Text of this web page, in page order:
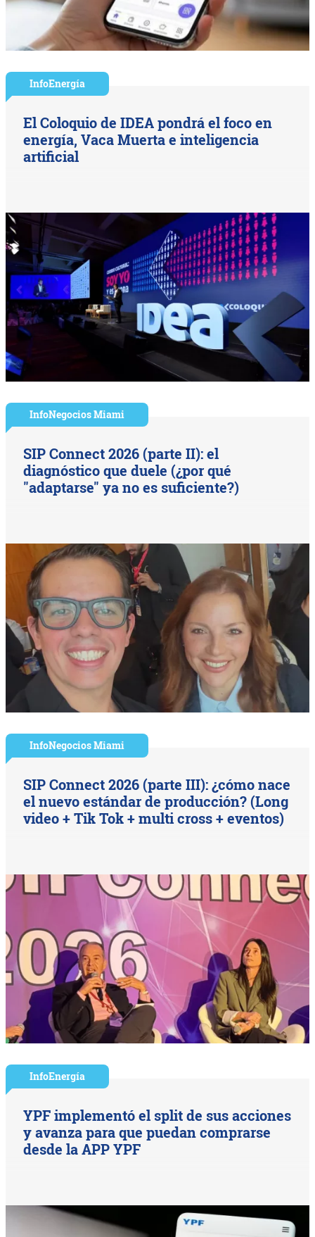
InfoEnergía
El Coloquio de IDEA pondrá el foco en
energía, Vaca Muerta e inteligencia
artificial
InfoNegocios Miami
SIP Connect 2026 (parte II): el
diagnóstico que duele (¿por qué
"adaptarse" ya no es suficiente?)
InfoNegocios Miami
SIP Connect 2026 (parte III): ¿cómo nace
el nuevo estándar de producción? (Long
video + Tik Tok + multi cross + eventos)
InfoEnergía
YPF implementó el split de sus acciones
y avanza para que puedan comprarse
desde la APP YPF